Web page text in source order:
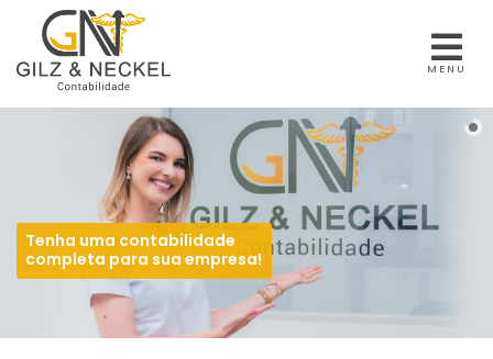
MENU
Tenha uma contabilidade
completa para sua empresa!